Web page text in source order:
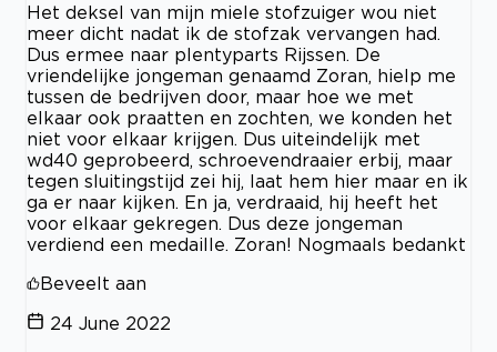
Het deksel van mijn miele stofzuiger wou niet
meer dicht nadat ik de stofzak vervangen had.
Dus ermee naar plentyparts Rijssen. De
vriendelijke jongeman genaamd Zoran, hielp me
tussen de bedrijven door, maar hoe we met
elkaar ook praatten en zochten, we konden het
niet voor elkaar krijgen. Dus uiteindelijk met
wd40 geprobeerd, schroevendraaier erbij, maar
tegen sluitingstijd zei hij, laat hem hier maar en ik
ga er naar kijken. En ja, verdraaid, hij heeft het
voor elkaar gekregen. Dus deze jongeman
verdiend een medaille. Zoran! Nogmaals bedankt
Beveelt aan
24 June 2022